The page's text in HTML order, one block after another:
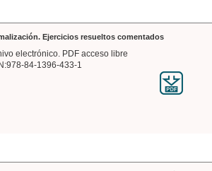
Ejercicios resueltos comentados
electrónico. PDF acceso libre
84-1396-433-1